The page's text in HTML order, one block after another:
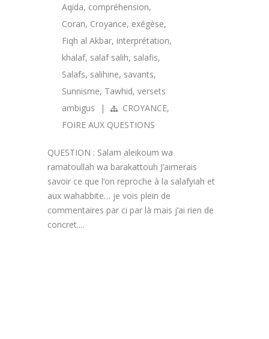
Aqida, compréhension,
Coran, Croyance, exégèse,
Fiqh al Akbar, interprétation,
khalaf, salaf salih, salafis,
Salafs, salihine, savants,
Sunnisme, Tawhid, versets
ambigus
| CROYANCE,
FOIRE AUX QUESTIONS
QUESTION : Salam aleikoum wa
ramatoullah wa barakattouh J’aimerais
savoir ce que l’on reproche à la salafyiah et
aux wahabbite… je vois plein de
commentaires par ci par là mais j’ai rien de
concret....